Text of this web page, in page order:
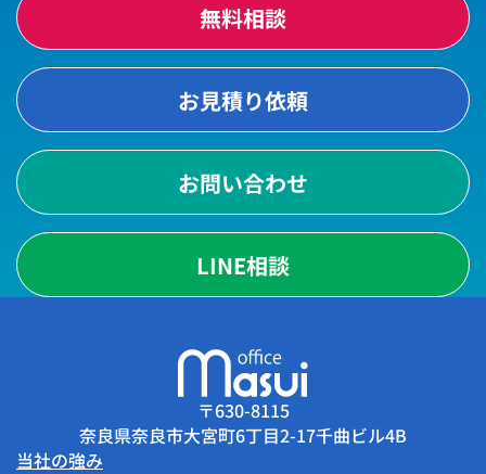
無料相談
お見積り依頼
お問い合わせ
LINE相談
〒630-8115
奈良県奈良市大宮町6丁目2-17千曲ビル4B
当社の強み